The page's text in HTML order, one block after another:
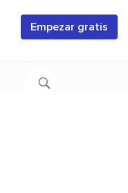
Empezar gratis